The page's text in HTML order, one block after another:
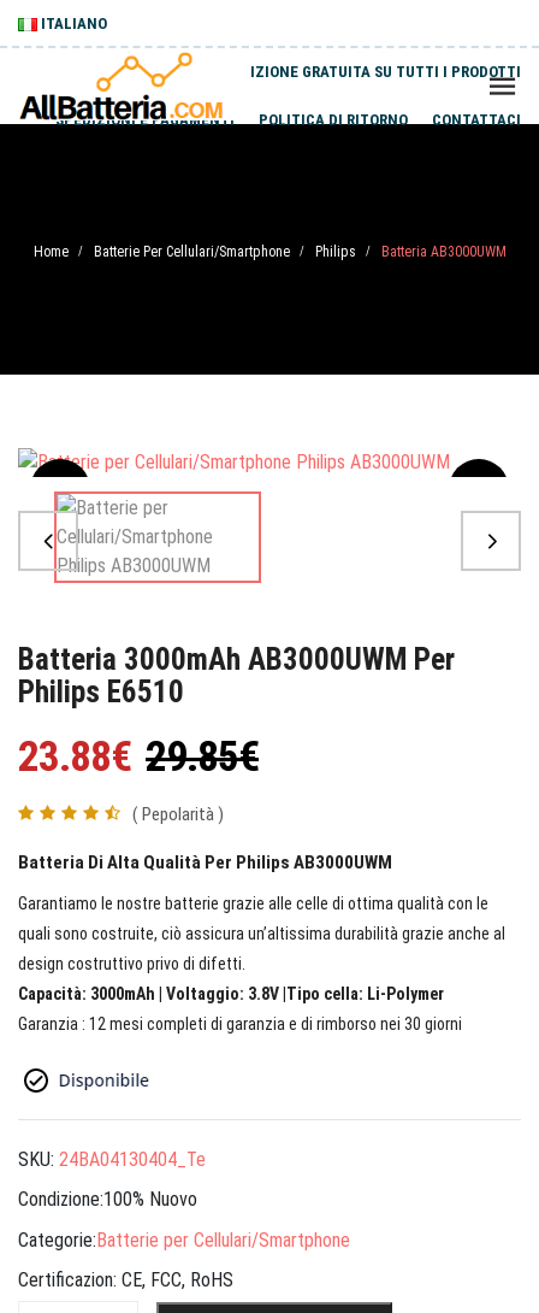
ITALIANO
SPEDIZIONE GRATUITA SU TUTTI I PRODOTTI
SPEDIZIONI E PAGAMENTI POLITICA DI RITORNO CONTATTACI
Home / Batterie Per Cellulari/Smartphone / Philips / Batteria AB3000UWM
Sale
Batteria 3000mAh AB3000UWM Per
Philips E6510
23.88€ 29.85€
( Pepolarità )
Batteria Di Alta Qualità Per Philips AB3000UWM
Garantiamo le nostre batterie grazie alle celle di ottima qualità con le
quali sono costruite, ciò assicura un’altissima durabilità grazie anche al
design costruttivo privo di difetti.
Capacità: 3000mAh | Voltaggio: 3.8V |Tipo cella: Li-Polymer
Garanzia : 12 mesi completi di garanzia e di rimborso nei 30 giorni
SKU: 24BA04130404_Te
Condizione:100% Nuovo
Categorie:Batterie per Cellulari/Smartphone
Certificazion: CE, FCC, RoHS